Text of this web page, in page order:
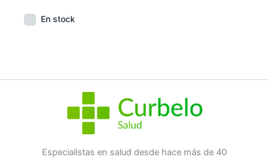
En stock
Especialistas en salud desde hace más de 40